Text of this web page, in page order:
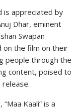
is appreciated by
Dhar, eminent
Swapan
on the film on their
people through the
content, poised to
Kaali” is a